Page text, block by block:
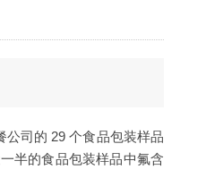
公司的 29 个食品包装样品
半的食品包装样品中氟含